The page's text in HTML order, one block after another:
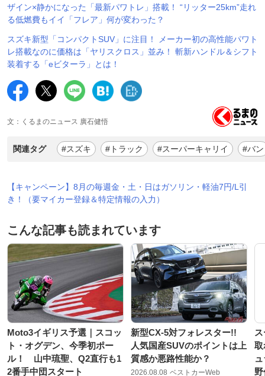
ザイン×静かになった「最新パワトレ」搭載！ “リッター25km”走れ
る低燃費もイイ「フレア」何が変わった？
スズキ新型「コンパクトSUV」に注目！ メーカー初の高性能パワト
レ搭載なのに価格は「ヤリスクロス」並み！ 斬新ハンドル＆シフト
装着する「eビターラ」とは！
文：くるまのニュース 廣石健悟
関連タグ #スズキ #トラック #スーパーキャリイ #バン
【キャンペーン】8月の毎週金・土・日はガソリン・軽油7円/L引
き！（要マイカー登録＆特定情報の入力）
こんな記事も読まれています
Moto3イギリス予選｜スコッ
ト・オグデン、今季初ポー
ル！ 山中琉聖、Q2直行も1
2番手中団スタート
新型CX-5対フォレスター!!
人気国産SUVのポイントは上
質感か悪路性能か？
2026.08.08 ベストカーWeb